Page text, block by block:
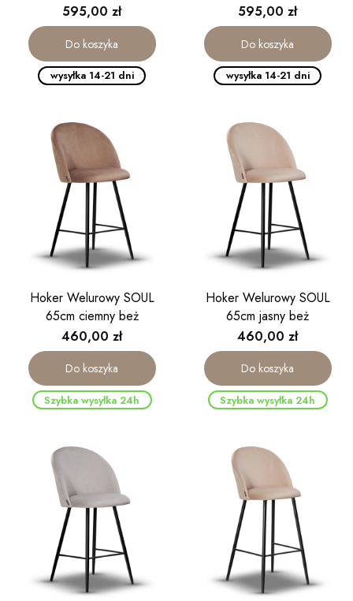
kaszmirowa
Cena
595,00 zł
Do koszyka
wysyłka 14-21 dni
kaszmirowa
Cena
595,00 zł
Do koszyka
wysyłka 14-21 dni
Hoker Welurowy SOUL
65cm ciemny beż
Cena
460,00 zł
Do koszyka
Szybka wysyłka 24h
Hoker Welurowy SOUL
65cm jasny beż
Cena
460,00 zł
Do koszyka
Szybka wysyłka 24h